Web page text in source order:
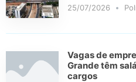
25/07/2026
Vagas de
Grande têm
cargos